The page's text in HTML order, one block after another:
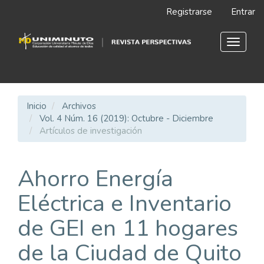
Contenido
principal
Registrarse Entrar
Toggle
Inicio
Archivos
Vol. 4 Núm. 16 (2019): Octubre - Diciembre
Artículos de investigación
Ahorro Energía
Eléctrica e Inventario
de GEI en 11 hogares
de la Ciudad de Quito